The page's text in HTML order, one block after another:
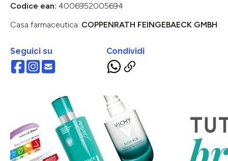
Codice ean: 4006952005694
Casa farmaceutica: COPPENRATH FEINGEBAECK GMBH
Seguici su Condividi